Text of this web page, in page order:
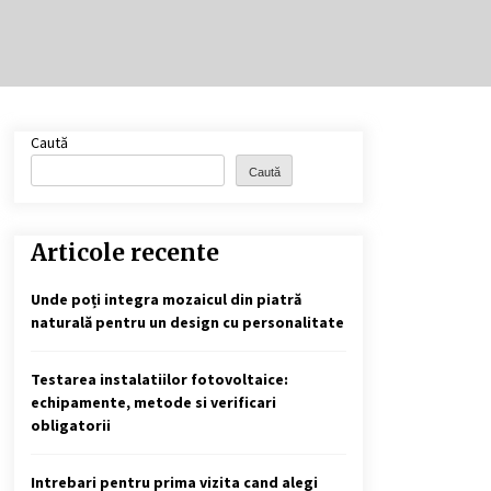
2 ani ago
2 ani ago
Caută
Caută
Articole recente
Unde poți integra mozaicul din piatră
naturală pentru un design cu personalitate
Testarea instalatiilor fotovoltaice:
echipamente, metode si verificari
obligatorii
Intrebari pentru prima vizita cand alegi